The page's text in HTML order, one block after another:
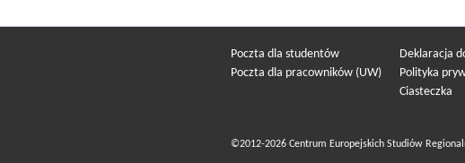
Poczta dla studentów
Poczta dla pracowników (UW)
Deklaracja
Polityka
Ciasteczka
©2012-2026 Centrum Europejskich Studiów